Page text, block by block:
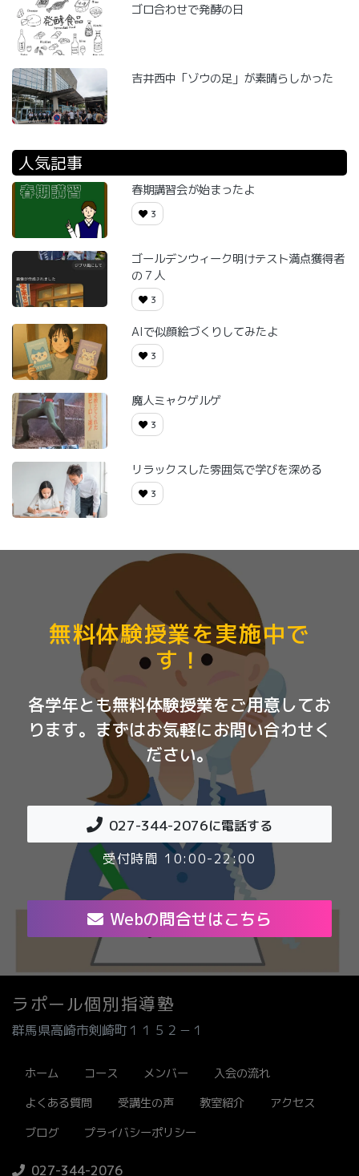
ゴロ合わせで発酵の日
吉井西中「ゾウの足」が素晴らしかった
人気記事
春期講習会が始まったよ
3
ゴールデンウィーク明けテスト満点獲得者
の７人
3
AIで似顔絵づくりしてみたよ
3
魔人ミャクゲルゲ
3
リラックスした雰囲気で学びを深める
3
無料体験授業を実施中で
す！
各学年とも無料体験授業をご用意してお
ります。まずはお気軽にお問い合わせく
ださい。
027-344-2076に電話する
受付時間 10:00-22:00
Webの問合せはこちら
ラポール個別指導塾
群馬県高崎市剣崎町１１５２－１
ホーム コース メンバー
入会の流れ
よくある質問
受講生の声 教室紹介
アクセス
ブログ
プライバシーポリシー
027-344-2076